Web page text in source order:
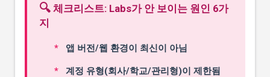
🔍 체크리스트: Labs가 안 보이는 원인 6가
지
앱 버전/웹 환경이 최신이 아님
계정 유형(회사/학교/관리형)이 제한됨